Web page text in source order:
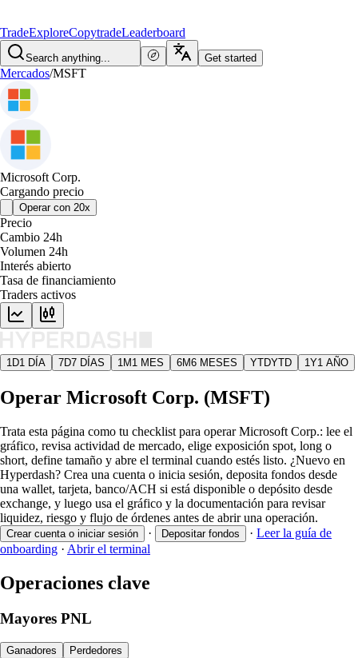
TradeExploreCopytradeLeaderboard
Search anything... Get started
Mercados/MSFT
Microsoft Corp.
Cargando precio
Operar con 20x
Precio
Cambio 24h
Volumen 24h
Interés abierto
Tasa de financiamiento
Traders activos
1D1 DÍA 7D7 DÍAS 1M 1 MES 6M6 MESES YTDYTD 1Y1 AÑO
Operar Microsoft Corp. (MSFT)
Trata esta página como tu checklist para operar Microsoft Corp.: lee el
gráfico, revisa actividad de mercado, elige exposición spot, long o
short, define tamaño y abre el terminal cuando estés listo. ¿Nuevo en
Hyperdash? Crea una cuenta o inicia sesión, deposita fondos desde
una wallet, tarjeta, banco/ACH si está disponible o depósito desde
exchange, y luego usa el gráfico y la documentación para revisar
liquidez, riesgo y flujo de órdenes antes de abrir una operación.
Crear cuenta o iniciar sesión · Depositar fondos · Leer la guía de
onboarding · Abrir el terminal
Operaciones clave
Mayores PNL
Ganadores Perdedores